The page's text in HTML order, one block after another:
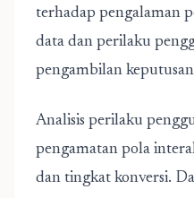
terhadap pengalaman
data dan perilaku
pengambilan
Analisis perilaku
pengamatan pola
dan tingkat konversi.